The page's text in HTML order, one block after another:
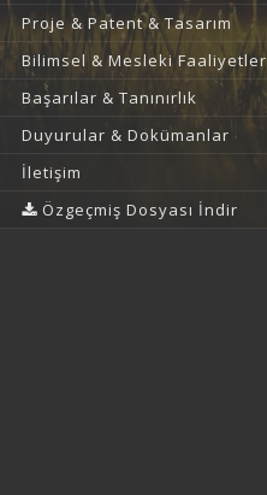
Proje & Patent & Tasarım
Bilimsel & Mesleki Faaliyetler
Başarılar & Tanınırlık
Duyurular & Dokümanlar
İletişim
Özgeçmiş Dosyası İndir